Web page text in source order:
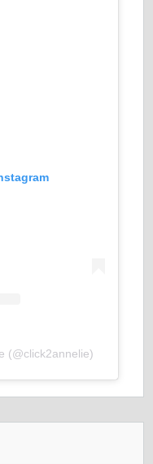
(@click2annelie)